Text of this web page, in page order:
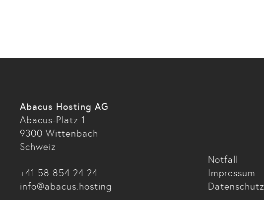
Abacus Hosting AG
Abacus-Platz 1
9300 Wittenbach
Schweiz
+41 58 854 24 24
info@abacus.hosting
Notfall
Impressum
Datenschutz